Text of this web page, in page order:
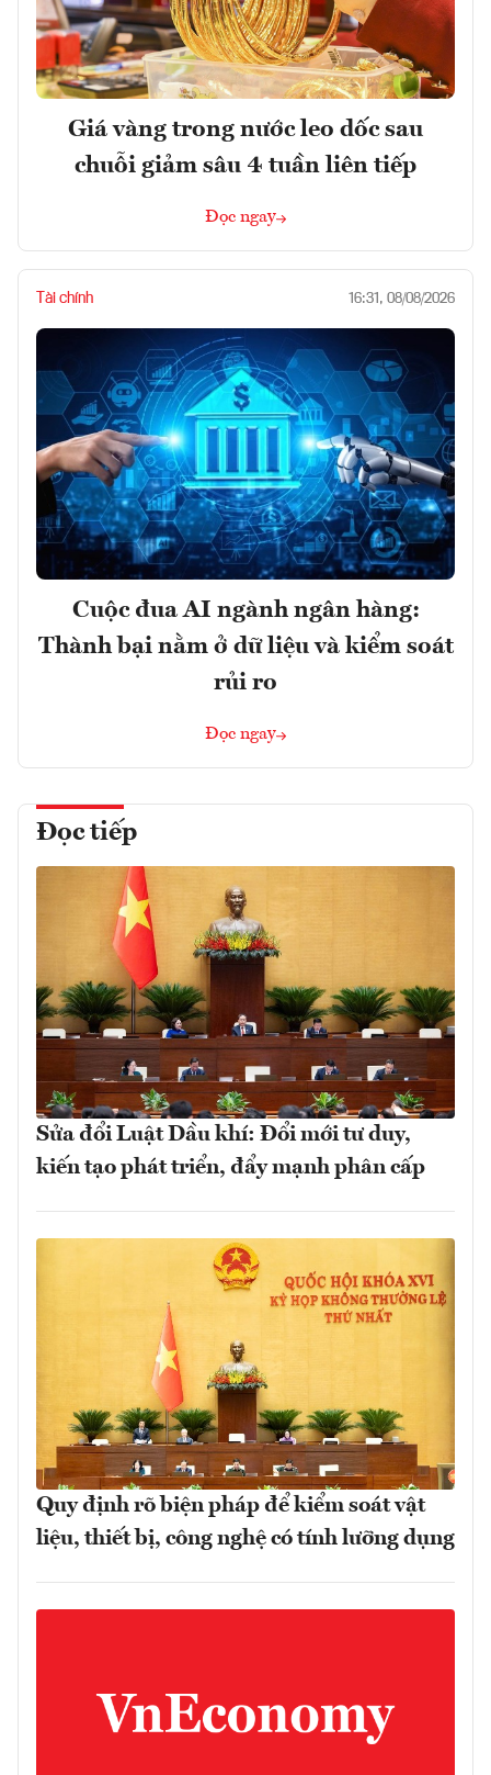
Giá vàng trong nước leo dốc sau
chuỗi giảm sâu 4 tuần liên tiếp
Đọc ngay
Tài chính 16:31, 08/08/2026
Cuộc đua AI ngành ngân hàng:
Thành bại nằm ở dữ liệu và kiểm soát
rủi ro
Đọc ngay
Đọc tiếp
Sửa đổi Luật Dầu khí: Đổi mới tư duy,
kiến tạo phát triển, đẩy mạnh phân cấp
Quy định rõ biện pháp để kiểm soát vật
liệu, thiết bị, công nghệ có tính lưỡng dụng